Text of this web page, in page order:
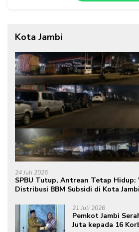
Kota Jambi
24 Juli 2026
SPBU Tutup, Antrean Tetap Hidup:
Distribusi BBM Subsidi di Kota Jambi
21 Juli 2026
Pemkot Jambi
Juta kepada 16